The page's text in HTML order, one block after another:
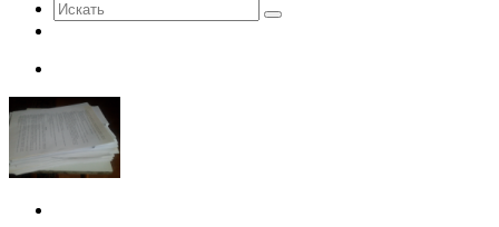
Искать